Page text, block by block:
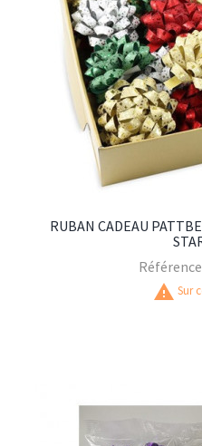
RUBAN CADEAU
Référence
warning Sur